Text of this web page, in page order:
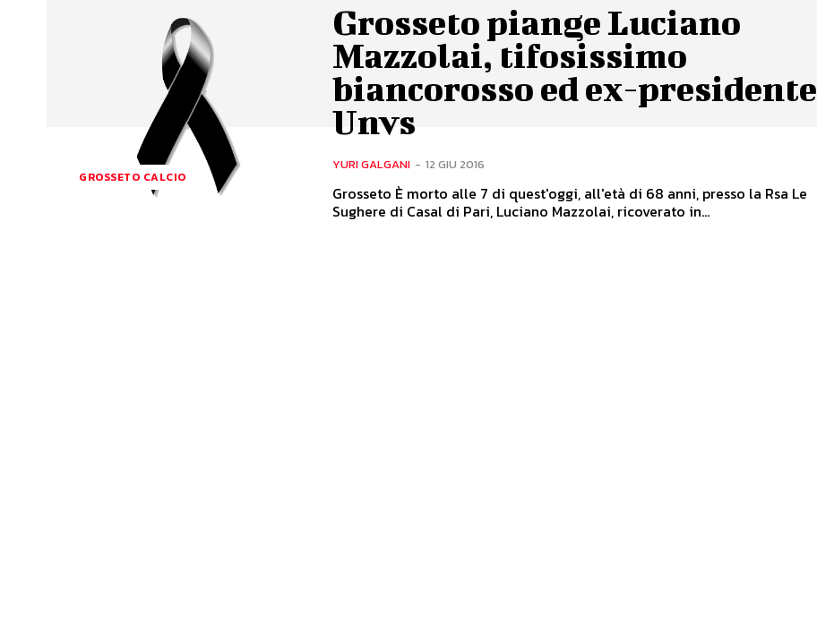
GROSSETO CALCIO
Grosseto piange Luciano
Mazzolai, tifosissimo
biancorosso ed ex-presidente
Unvs
YURI GALGANI - 12 GIU 2016
Grosseto È morto alle 7 di quest'oggi, all'età di 68 anni, presso la Rsa Le
Sughere di Casal di Pari, Luciano Mazzolai, ricoverato in...